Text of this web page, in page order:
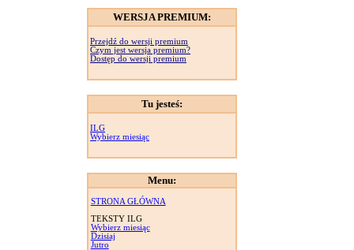
WERSJA PREMIUM:
Przejdź do wersji premium
Czym jest wersja premium?
Dostęp do wersji premium
Tu jesteś:
ILG
Wybierz miesiąc
Menu:
STRONA GŁÓWNA
TEKSTY ILG
Wybierz miesiąc
Dzisiaj
Jutro